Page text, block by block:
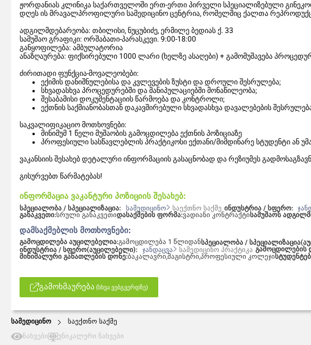
ინფორმაცია ვაკანტური პოზიციის შესახებ:
სპეციალობა / სპეციალიზაცია: სამედიცინო საექთნო საქმე ინდუსტრია / სფერო:
განაკვეთი:სრული განაკვეთიდასაქმების ფორმა:ვადიანი კონტრაქტისამუშაოს
დამსაქმებლის მოთხოვნები:
გამოცდილება აუცილებელია:გამოცდილება 1 წლიდანსპეციალობა /
ინდუსტრია / სფერო(აუცილებელი): ჯანდაცვა სამედიცინო პრაქტიკა
მინიმალური განათლების დონე:ბაკალავრი,მაგისტრი,პროფესიული კოლეჯი
ჟორდანიას კლინიკა საქართველოში ერთ-ერთი პირველი სპეციალიზებული
დღეს ის მრავალპროფილური სამედიცინო ცენტრია, რომელშიც ქალთა
ადგილმდებარეობა: თბილისი, ნუცუბიძე, ერმილე ბედიას ქ. 33
სამუშაო გრაფიკი: ორშაბათი-პარასკევი. 9:00-18:00
განყოფილება: ამბულატორია
ანაზღაურება: ფიქსირებული 1000 ლარი (ხელზე ასაღები) + გამომუშავება
ძირითადი ფუნქცია-მოვალეობები:
ექიმის დანიშნულებისა და კვლევების ზუსტი და დროული შესრულება;
სხვადასხვა პროცედურებში და მანიპულაციებში მონაწილეობა;
შესაბამისი დოკუმენტაციის წარმოება და კონტროლი;
ექთნის საქმიანობასთან დაკავშირებული სხვადასხვა დავალებების
საკვალიფიკაციო მოთხოვნები:
მინიმუმ 1 წელი მუშაობის გამოცდილება ექთნის პოზიციაზე
პროფესიული სასწავლებლის პრაქტიკოსი ექთანი/მიმდინარე სტუდენტი ან
ვაკანსიის შესახებ დეტალური ინფორმაციის გასაცნობად და რეზიუმეს
გისურვებთ წარმატებას!
გამოხმაურება (სხვა ვებგვერდზე)
სამედიცინო
საექთნო საქმე
ნახვები
უნიკალური ნახვები